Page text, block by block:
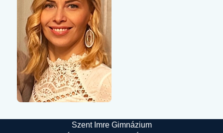
Szent Imre Gimnázium